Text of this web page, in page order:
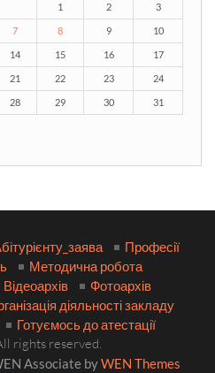
1 2 3
7 8 9 10
14 15 16 17
21 22 23 24
28 29 30 31
Професії
Методична робота
Відеоархів
Фотоархів
діяльності закладу
Готуємось до атестації
rights reserved.
Associate byWEN Themes